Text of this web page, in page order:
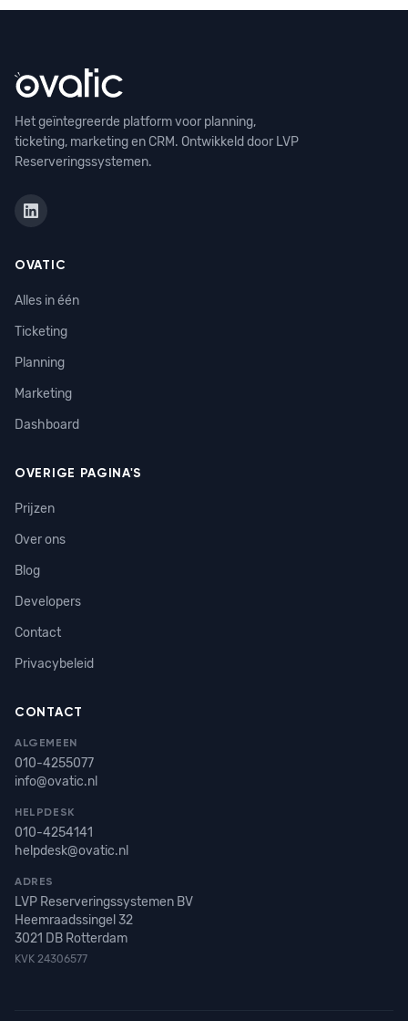
Het geïntegreerde platform voor planning,
ticketing, marketing en CRM. Ontwikkeld door LVP
Reserveringssystemen.
OVATIC
Alles in één
Ticketing
Planning
Marketing
Dashboard
OVERIGE PAGINA'S
Prijzen
Over ons
Blog
Developers
Contact
Privacybeleid
CONTACT
ALGEMEEN
010-4255077
info@ovatic.nl
HELPDESK
010-4254141
helpdesk@ovatic.nl
ADRES
LVP Reserveringssystemen BV
Heemraadssingel 32
3021 DB Rotterdam
KVK 24306577